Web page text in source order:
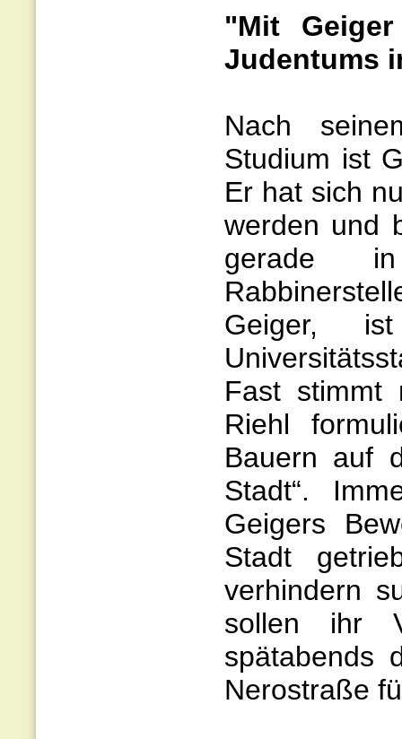
"Mit
Judentums
Nach
Studium ist
Er hat sich
werden und
gerade
Geiger,
Fast stimmt
Riehl
Bauern auf
Stadt“.
Geigers
Stadt
verhindern
sollen ihr
spätabends
Nerostraße